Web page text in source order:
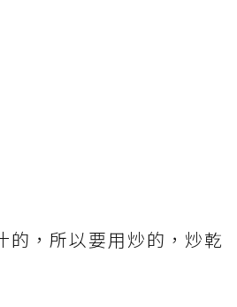
的，所以要用炒的，炒乾